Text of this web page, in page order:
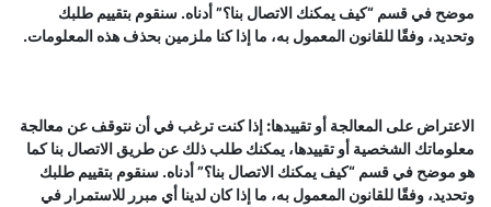
موضح في قسم “كيف يمكنك الاتصال بنا؟” أدناه. سنقوم بتقييم طلبك
وتحديد، وفقًا للقانون المعمول به، ما إذا كنا ملزمين بحذف هذه المعلومات.
الاعتراض على المعالجة أو تقييدها:إذا كنت ترغب في أن نتوقف عن معالجة
معلوماتك الشخصية أو تقييدها، يمكنك طلب ذلك عن طريق الاتصال بنا كما
هو موضح في قسم “كيف يمكنك الاتصال بنا؟” أدناه. سنقوم بتقييم طلبك
وتحديد، وفقًا للقانون المعمول به، ما إذا كان لدينا أي مبرر للاستمرار في